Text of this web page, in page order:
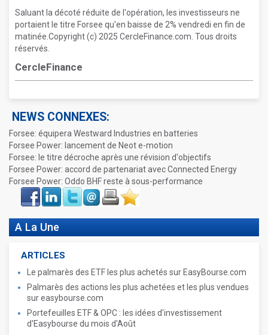
Saluant la décoté réduite de l'opération, les investisseurs ne
portaient le titre Forsee qu'en baisse de 2% vendredi en fin de
matinée.Copyright (c) 2025 CercleFinance.com. Tous droits
réservés.
CercleFinance
NEWS CONNEXES:
Forsee: équipera Westward Industries en batteries
Forsee Power: lancement de Neot e-motion
Forsee: le titre décroche après une révision d'objectifs
Forsee Power: accord de partenariat avec Connected Energy
Forsee Power: Oddo BHF reste à sous-performance
Face
book
LinkIn Twitter Envoyer ImprimerFavoris
A La Une
ARTICLES
Le palmarès des ETF les plus achetés sur EasyBourse.com
Palmarès des actions les plus achetées et les plus vendues
sur easybourse.com
Portefeuilles ETF & OPC : les idées d'investissement
d'Easybourse du mois d'Août